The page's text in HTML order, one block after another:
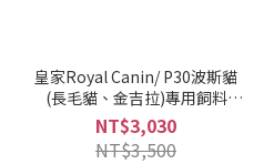
皇家Royal Canin/ P30波斯貓
(長毛貓、金吉拉)專用飼料
10KG (3182550702621)
NT$3,030
NT$3,500